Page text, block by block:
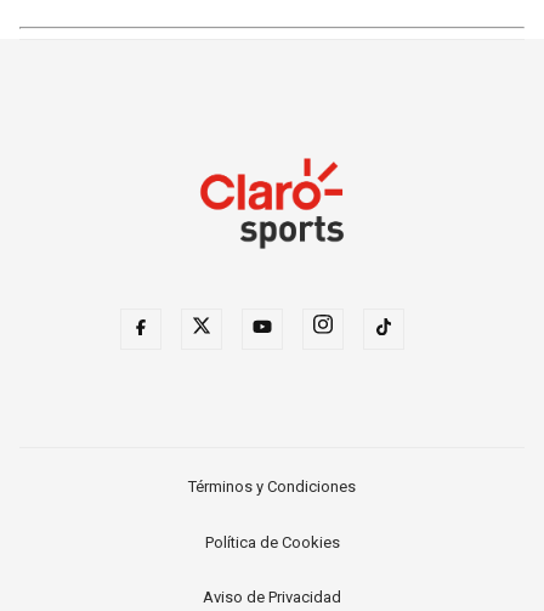
Términos y Condiciones
Política de Cookies
Aviso de Privacidad